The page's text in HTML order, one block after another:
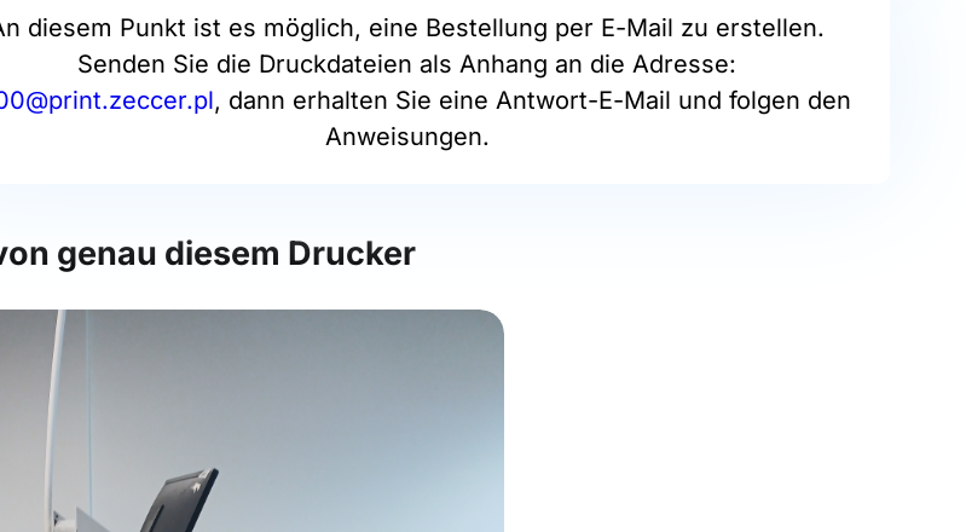
diesem Punkt ist es möglich, eine Bestellung per E-Mail zu erstellen.
Senden Sie die Druckdateien als Anhang an die Adresse:
, dann erhalten Sie eine Antwort-E-Mail und folgen den
Anweisungen.
genau diesem Drucker